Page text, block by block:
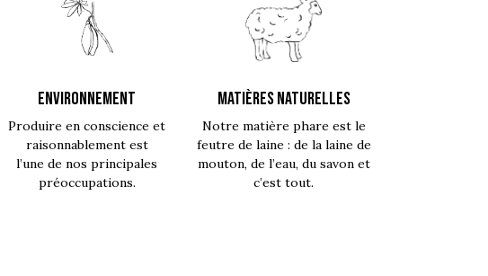
ENVIRONNEMENT
Produire en conscience et
raisonnablement est
l’une de nos principales
préoccupations.
MATIÈRES NATURELLES
Notre matière phare est le
feutre de laine : de la laine de
mouton, de l’eau, du savon et
c’est tout.